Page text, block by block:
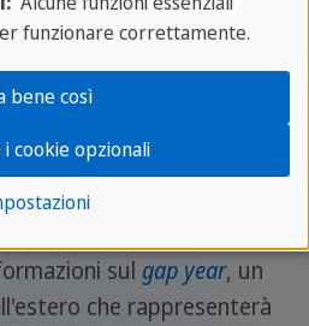
questo, molte persone
lavorativa nella
studio della lingua
scuole. Puoi avere un'idea
si tengono a Londra
e vivere in questa
sul gap year, un
che rappresenterà
funzionare correttamente.
i cookie opzionali
bene così